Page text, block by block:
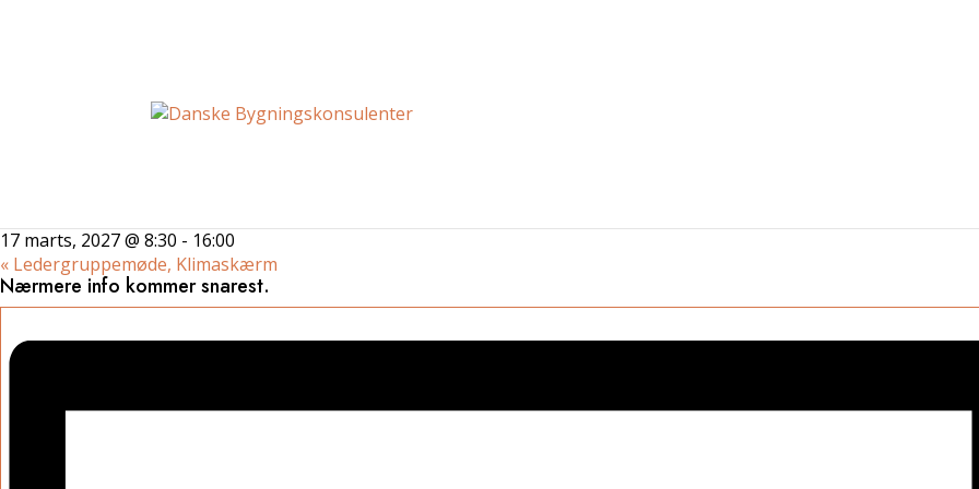
17 marts, 2027 @ 8:30 - 16:00
« Ledergruppemøde, Klimaskærm
Nærmere info kommer snarest.